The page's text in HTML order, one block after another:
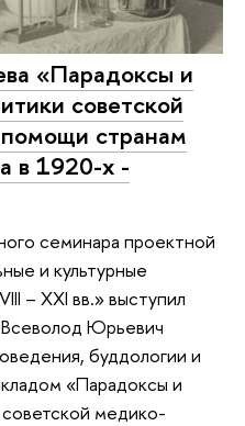
«Парадоксы и
советской
странам
в 1920-х -
семинара проектной
и культурные
– XXI вв.» выступил
Всеволод Юрьевич
буддологии и
«Парадоксы и
медико-